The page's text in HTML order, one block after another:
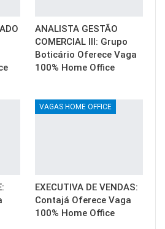
ANALISTA GESTÃO
COMERCIAL III: Grupo
Boticário Oferece Vaga
100% Home Office
VAGAS HOME OFFICE
EXECUTIVA DE VENDAS:
Contajá Oferece Vaga
100% Home Office